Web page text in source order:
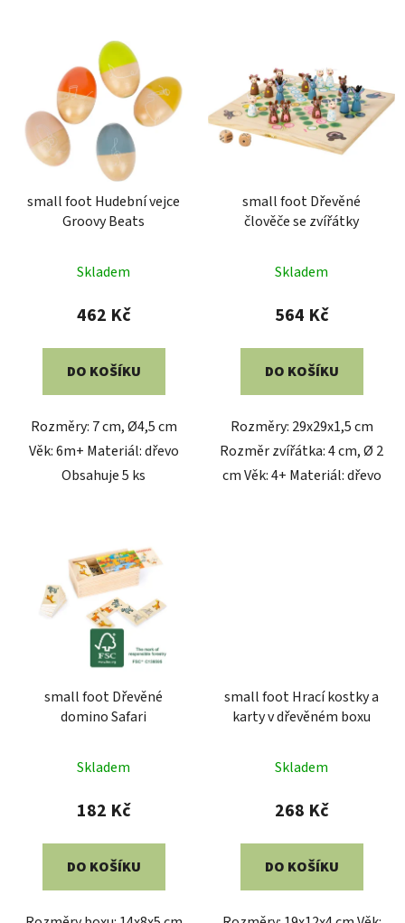
small foot Hudební vejce
Groovy Beats
Skladem
462 Kč
DO KOŠÍKU
Rozměry: 7 cm, Ø4,5 cm
Věk: 6m+ Materiál: dřevo
Obsahuje 5 ks
small foot Dřevěné
člověče se zvířátky
Skladem
564 Kč
DO KOŠÍKU
Rozměry: 29x29x1,5 cm
Rozměr zvířátka: 4 cm, Ø 2
cm Věk: 4+ Materiál: dřevo
small foot Dřevěné
domino Safari
Skladem
182 Kč
DO KOŠÍKU
small foot Hrací kostky a
karty v dřevěném boxu
Skladem
268 Kč
DO KOŠÍKU